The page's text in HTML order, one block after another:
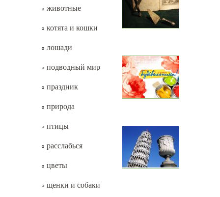
животные
котята и кошки
лошади
подводный мир
праздник
природа
птицы
расслабься
цветы
щенки и собаки